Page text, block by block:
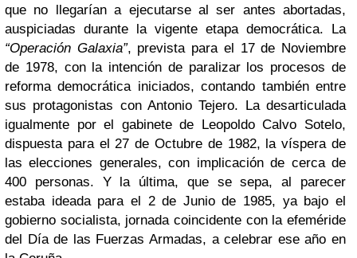
que no llegarían a ejecutarse al ser antes abortadas,
auspiciadas durante la vigente etapa democrática. La
“Operación Galaxia”, prevista para el 17 de Noviembre
de 1978, con la intención de paralizar los procesos de
reforma democrática iniciados, contando también entre
sus protagonistas con Antonio Tejero. La desarticulada
igualmente por el gabinete de Leopoldo Calvo Sotelo,
dispuesta para el 27 de Octubre de 1982, la víspera de
las elecciones generales, con implicación de cerca de
400 personas. Y la última, que se sepa, al parecer
estaba ideada para el 2 de Junio de 1985, ya bajo el
gobierno socialista, jornada coincidente con la efeméride
del Día de las Fuerzas Armadas, a celebrar ese año en